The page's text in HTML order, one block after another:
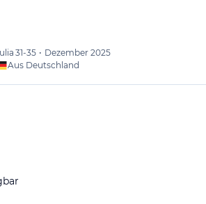
31-35 • Dezember 2025
Aus Deutschland